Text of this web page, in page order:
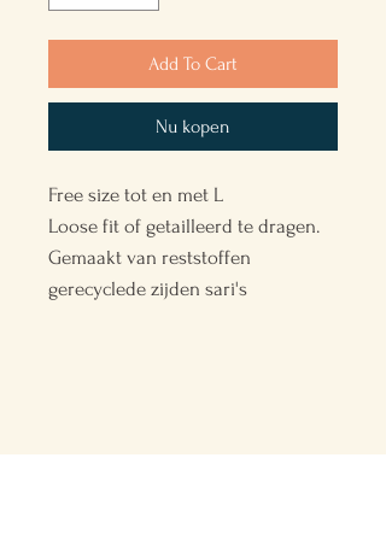
Add To Cart
Nu kopen
Free size tot en met L
Loose fit of getailleerd te dragen.
Gemaakt van reststoffen
gerecyclede zijden sari's